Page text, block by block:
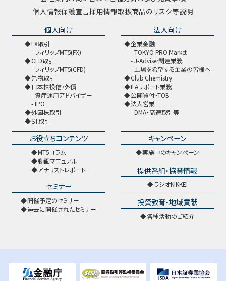
個人情報保護宣言採用情報取扱商品のリスク等説明
個人向け
FX取引
フィリップMT5(FX)
CFD取引
フィリップMT5(CFD)
先物取引
日本株投信・外債
資産運用アドバイザー
IPO
外国株取引
ST取引
法人向け
企業金融
TOKYO PRO Market
J-Adviser関連業務
上場を希望する企業の皆様へ
Club Chemistry
IFAサポート業務
公開買付・TOB
法人営業
DMA・高速取引等
お役立ちコンテンツ
MT5コラム
動画マニュアル
アナリストレポート
セミナー
開催予定のセミナー
過去に開催されたセミナー
キャンペーン
実施中のキャンペーン
提供番組・協賛情報
ラジオNIKKEI
投資教育・地域貢献
各種活動のご紹介